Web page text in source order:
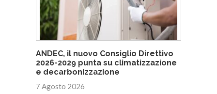
ANDEC, il nuovo Consiglio Direttivo
2026-2029 punta su climatizzazione
e decarbonizzazione
7 Agosto 2026